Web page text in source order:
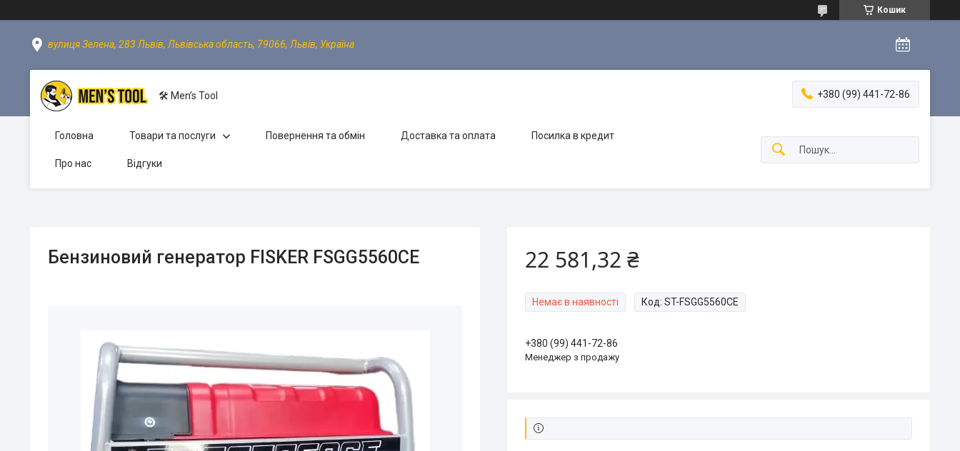
Кошик
вулиця Зелена, 283 Львів, Львівська область, 79066, Львів, Україна
🛠 Men’s Tool +380 (99) 441-72-86
Головна Товари та послуги Повернення та обмін Доставка та оплата Посилка в кредит
Про нас Відгуки
Бензиновий генератор FISKER FSGG5560CE 22 581,32 ₴
Немає в наявності Код: ST-FSGG5560CE
+380 (99) 441-72-86
Менеджер з продажу